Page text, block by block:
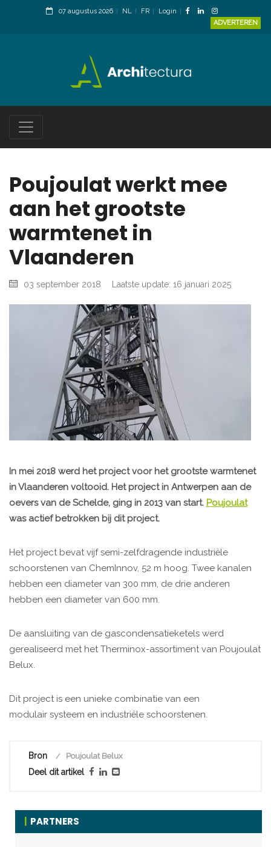
07 augustus 2026 NL FR
Login
ADVERTEREN
Poujoulat werkt mee
aan het grootste
warmtenet in
Vlaanderen
03 september 2018 Laatste update: 16 januari 2025
In mei 2018 werd het project voor het grootste warmtenet
in Vlaanderen voltooid. Het project in Antwerpen aan de
oevers van de Schelde, ging in 2013 van start. Poujoulat
was actief betrokken bij dit project.
Het project bevat vijf semi-zelfdragende industriële
schoorstenen van ChemInnov, 52 m hoog. Twee kanalen
hebben een diameter van 300 mm, de drie anderen
hebben een diameter van 600 mm.
De aansluiting van de gascondensatieketels werd
gerealiseerd met het Therminox-assortiment van Poujoulat
Belux.
Dit project is een unieke combinatie van een
modulair systeem en industriële schoorstenen.
Bron Poujoulat Belux
Deel dit artikel
PARTNERS